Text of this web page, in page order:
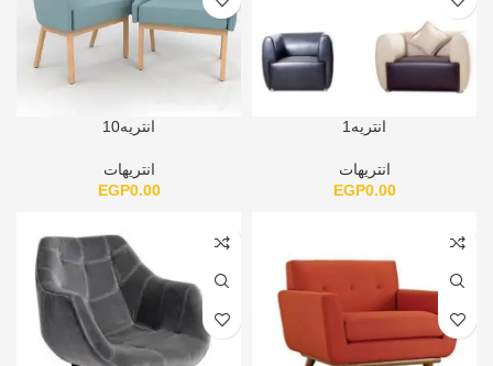
انتريه1
انتريهات
EGP0.00
انتريه10
انتريهات
EGP0.00